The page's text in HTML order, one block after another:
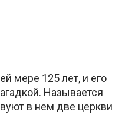
мере 125 лет, и его
Называется
в нем две церкви